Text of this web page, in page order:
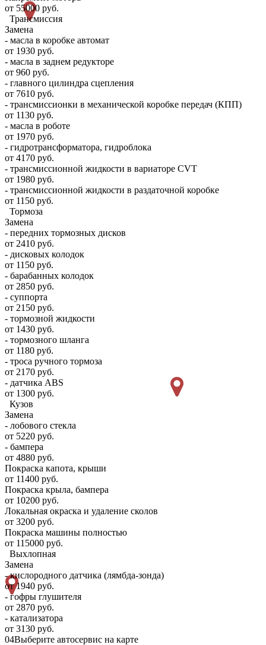
от 55000 руб.
Трансмиссия
Замена
- масла в коробке автомат
от 1930 руб.
- масла в заднем редукторе
от 960 руб.
- главного цилиндра сцепления
от 7610 руб.
- трансмиссионки в механической коробке передач (КПП)
от 1130 руб.
- масла в роботе
от 1970 руб.
- гидротрансформатора, гидроблока
от 4170 руб.
- трансмиссионной жидкости в вариаторе CVT
от 1980 руб.
- трансмиссионной жидкости в раздаточной коробке
от 1150 руб.
Тормоза
Замена
- передних тормозных дисков
от 2410 руб.
- дисковых колодок
от 1150 руб.
- барабанных колодок
от 2850 руб.
- суппорта
от 2150 руб.
- тормозной жидкости
от 1430 руб.
- тормозного шланга
от 1180 руб.
- троса ручного тормоза
от 2170 руб.
- датчика ABS
от 1300 руб.
Кузов
Замена
- лобового стекла
от 5220 руб.
- бампера
от 4880 руб.
Покраска капота, крыши
от 11400 руб.
Покраска крыла, бампера
от 10200 руб.
Локальная окраска и удаление сколов
от 3200 руб.
Покраска машины полностью
от 115000 руб.
Выхлопная
Замена
- кислородного датчика (лямбда-зонда)
от 1940 руб.
- гофры глушителя
от 2870 руб.
- катализатора
от 3130 руб.
04Выберите автосервис на карте